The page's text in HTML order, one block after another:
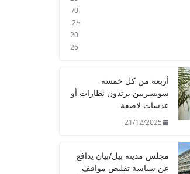
/0
2/
20
26
أربعة من كل خمسة
سويسريين يرتدون نظارات أو
عدسات لاصقة
21/12/2025
مجلس مدينة بيل/بيان يدافع
عن سياسة تقليص مواقف